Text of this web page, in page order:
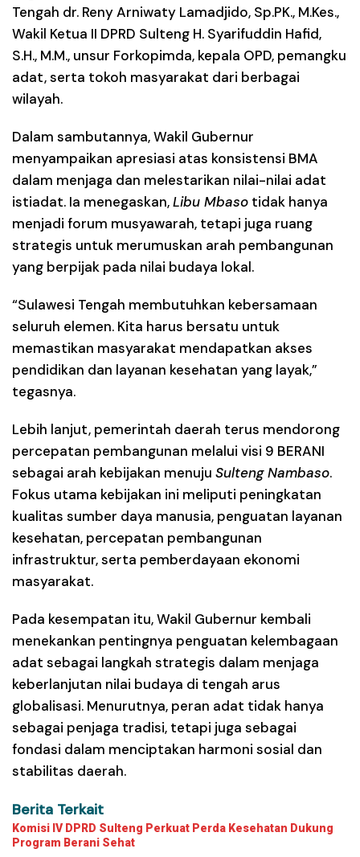
Tengah dr. Reny Arniwaty Lamadjido, Sp.PK., M.Kes.,
Wakil Ketua II DPRD Sulteng H. Syarifuddin Hafid,
S.H., M.M., unsur Forkopimda, kepala OPD, pemangku
adat, serta tokoh masyarakat dari berbagai
wilayah.
Dalam sambutannya, Wakil Gubernur
menyampaikan apresiasi atas konsistensi BMA
dalam menjaga dan melestarikan nilai-nilai adat
istiadat. Ia menegaskan,Libu Mbaso tidak hanya
menjadi forum musyawarah, tetapi juga ruang
strategis untuk merumuskan arah pembangunan
yang berpijak pada nilai budaya lokal.
“Sulawesi Tengah membutuhkan kebersamaan
seluruh elemen. Kita harus bersatu untuk
memastikan masyarakat mendapatkan akses
pendidikan dan layanan kesehatan yang layak,”
tegasnya.
Lebih lanjut, pemerintah daerah terus mendorong
percepatan pembangunan melalui visi 9 BERANI
sebagai arah kebijakan menuju Sulteng Nambaso.
Fokus utama kebijakan ini meliputi peningkatan
kualitas sumber daya manusia, penguatan layanan
kesehatan, percepatan pembangunan
infrastruktur, serta pemberdayaan ekonomi
masyarakat.
Pada kesempatan itu, Wakil Gubernur kembali
menekankan pentingnya penguatan kelembagaan
adat sebagai langkah strategis dalam menjaga
keberlanjutan nilai budaya di tengah arus
globalisasi. Menurutnya, peran adat tidak hanya
sebagai penjaga tradisi, tetapi juga sebagai
fondasi dalam menciptakan harmoni sosial dan
stabilitas daerah.
Berita Terkait
Komisi IV DPRD Sulteng Perkuat Perda Kesehatan Dukung
Program Berani Sehat